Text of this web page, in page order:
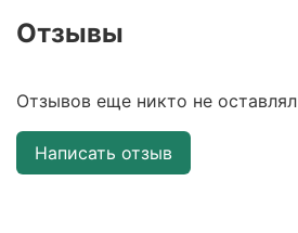
Отзывы
Отзывов еще никто не оставлял
Написать отзыв